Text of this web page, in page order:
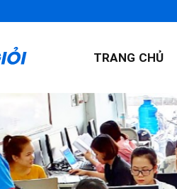
TRANG CHỦ